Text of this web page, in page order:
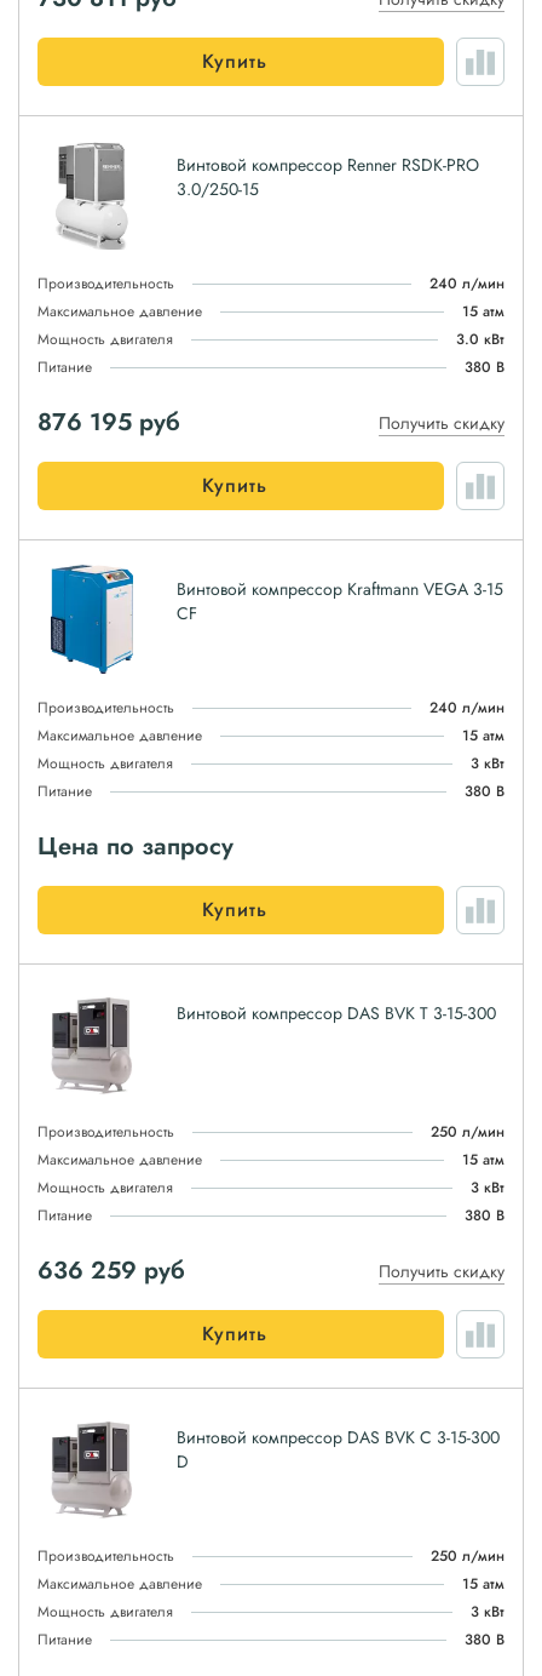
Купить
Винтовой компрессор Renner RSDK-PRO
3.0/250-15
Производительность
240 л/мин
Максимальное давление
15 атм
Мощность двигателя
3.0 кВт
Питание
380 В
876 195 руб Получить скидку
Купить
Винтовой компрессор Kraftmann VEGA 3-15
CF
Производительность
240 л/мин
Максимальное давление
15 атм
Мощность двигателя
3 кВт
Питание
380 В
Цена по запросу
Купить
Винтовой компрессор DAS BVK T 3-15-300
Производительность
250 л/мин
Максимальное давление
15 атм
Мощность двигателя
3 кВт
Питание
380 В
636 259 руб Получить скидку
Купить
Винтовой компрессор DAS BVK C 3-15-300
D
Производительность
250 л/мин
Максимальное давление
15 атм
Мощность двигателя
3 кВт
Питание
380 В